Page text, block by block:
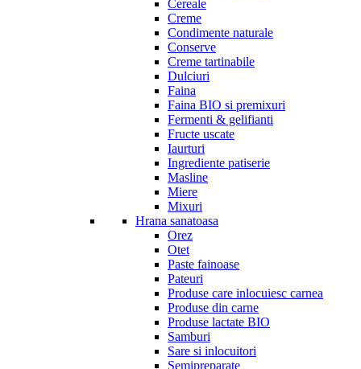
Cereale
Creme
Condimente naturale
Conserve
Creme tartinabile
Dulciuri
Faina
Faina BIO si premixuri
Fermenti & gelifianti
Fructe uscate
Iaurturi
Ingrediente patiserie
Masline
Miere
Mixuri
Hrana sanatoasa
Orez
Otet
Paste fainoase
Pateuri
Produse care inlocuiesc carnea
Produse din carne
Produse lactate BIO
Samburi
Sare si inlocuitori
Semipreparate